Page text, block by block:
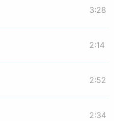
3:28
2:14
2:52
2:34